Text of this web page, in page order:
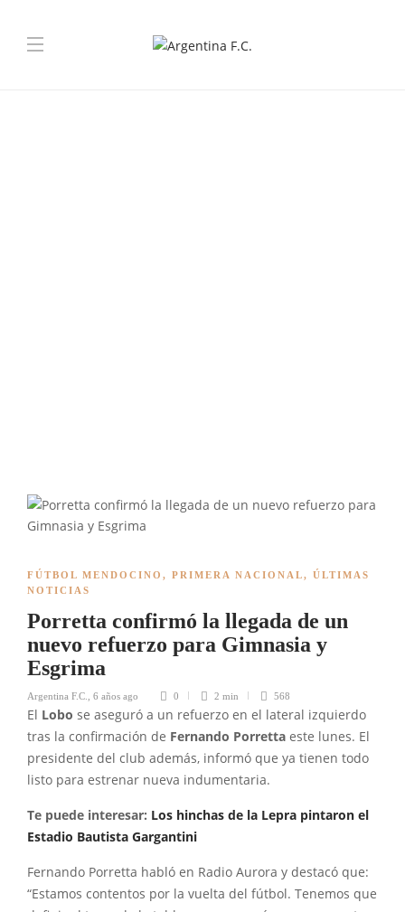
FÚTBOL MENDOCINO , PRIMERA NACIONAL, ÚLTIMAS
NOTICIAS
Porretta confirmó la llegada de un
nuevo refuerzo para Gimnasia y
Esgrima
Argentina F.C. 6 años ago 0 2 min 568
El Lobo se aseguró a un refuerzo en el lateral izquierdo
tras la confirmación de Fernando Porretta este lunes. El
presidente del club además, informó que ya tienen todo
listo para estrenar nueva indumentaria.
Te puede interesar: Los hinchas de la Lepra pintaron el
Estadio Bautista Gargantini
Fernando Porretta habló en Radio Aurora y destacó que:
“Estamos contentos por la vuelta del fútbol. Tenemos que